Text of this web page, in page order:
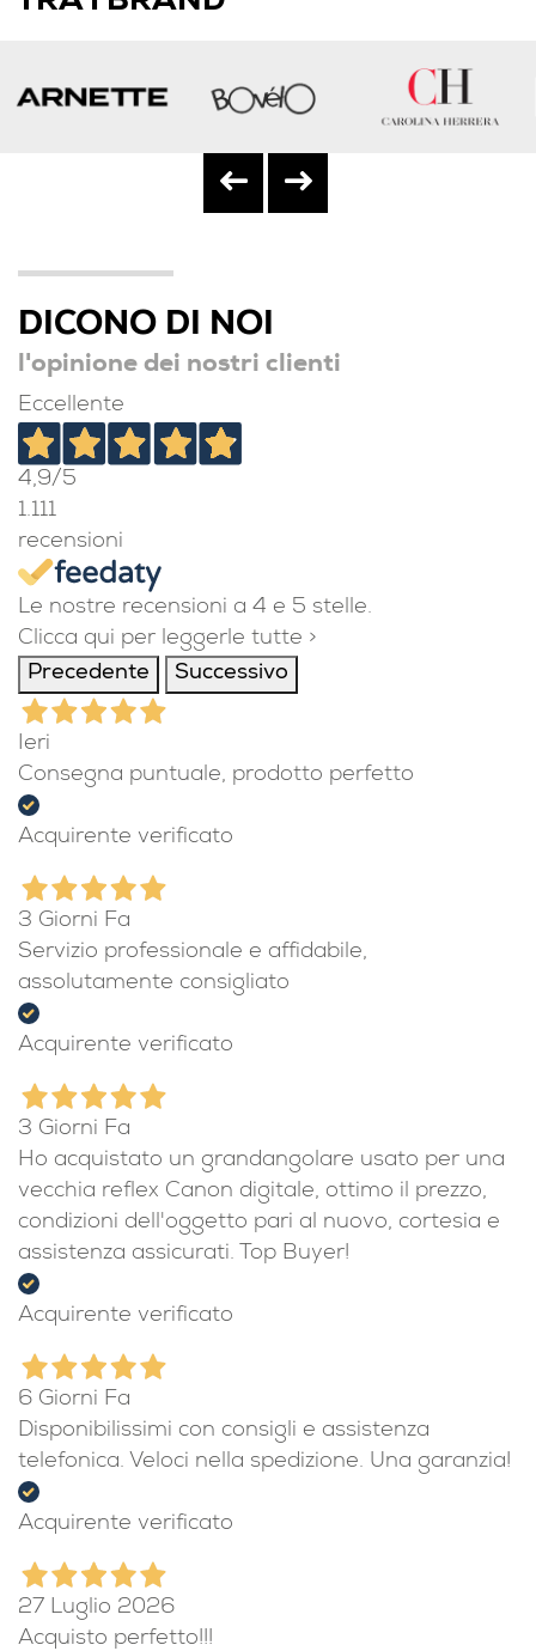
DICONO DI NOI
l'opinione dei nostri clienti
Eccellente
4,9/5
1.111
recensioni
Le nostre recensioni a 4 e 5 stelle.
Clicca qui per leggerle tutte >
Precedente
Successivo
Ieri
Consegna puntuale, prodotto perfetto
Acquirente verificato
3 Giorni Fa
Servizio professionale e affidabile,
assolutamente consigliato
Acquirente verificato
3 Giorni Fa
Ho acquistato un grandangolare usato per una
vecchia reflex Canon digitale, ottimo il prezzo,
condizioni dell'oggetto pari al nuovo, cortesia e
assistenza assicurati. Top Buyer!
Acquirente verificato
6 Giorni Fa
Disponibilissimi con consigli e assistenza
telefonica. Veloci nella spedizione. Una garanzia!
Acquirente verificato
27 Luglio 2026
Acquisto perfetto!!!